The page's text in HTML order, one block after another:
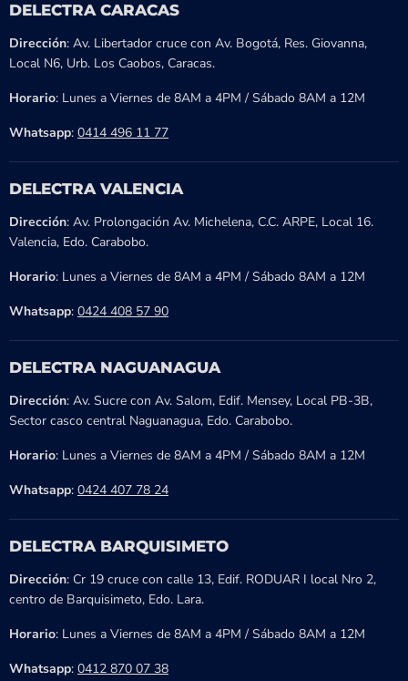
DELECTRA CARACAS
Dirección: Av. Libertador cruce con Av. Bogotá, Res. Giovanna,
Local N6, Urb. Los Caobos, Caracas.
Horario: Lunes a Viernes de 8AM a 4PM / Sábado 8AM a 12M
Whatsapp: 0414 496 11 77
DELECTRA VALENCIA
Dirección: Av. Prolongación Av. Michelena, C.C. ARPE, Local 16.
Valencia, Edo. Carabobo.
Horario: Lunes a Viernes de 8AM a 4PM / Sábado 8AM a 12M
Whatsapp: 0424 408 57 90
DELECTRA NAGUANAGUA
Dirección: Av. Sucre con Av. Salom, Edif. Mensey, Local PB-3B,
Sector casco central Naguanagua, Edo. Carabobo.
Horario: Lunes a Viernes de 8AM a 4PM / Sábado 8AM a 12M
Whatsapp: 0424 407 78 24
DELECTRA BARQUISIMETO
Dirección: Cr 19 cruce con calle 13, Edif. RODUAR I local Nro 2,
centro de Barquisimeto, Edo. Lara.
Horario: Lunes a Viernes de 8AM a 4PM / Sábado 8AM a 12M
Whatsapp: 0412 870 07 38